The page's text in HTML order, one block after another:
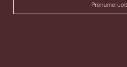
Prenumeruoti